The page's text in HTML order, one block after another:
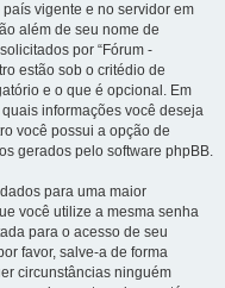
vigente e no servidor em
além de seu nome de
por “Fórum -
estão sob o critédio de
e o que é opcional. Em
informações você deseja
você possui a opção de
gerados pelo software phpBB.
para uma maior
você utilize a mesma senha
para o acesso de seu
favor, salve-a de forma
circunstâncias ninguém